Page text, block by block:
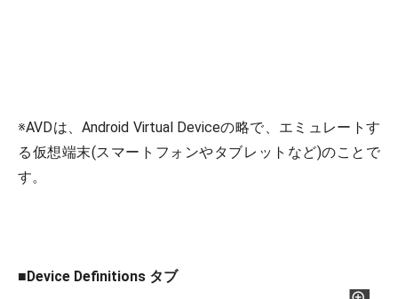
※AVDは、Android Virtual Deviceの略で、エミュレートす
る仮想端末(スマートフォンやタブレットなど)のことで
す。
■ Device Definitions タブ